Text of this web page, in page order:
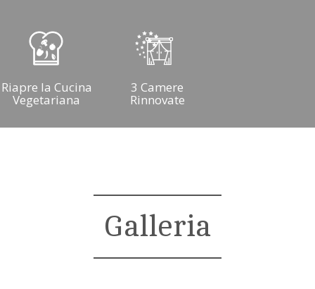
Riapre la Cucina
Vegetariana
3 Camere
Rinnovate
Galleria